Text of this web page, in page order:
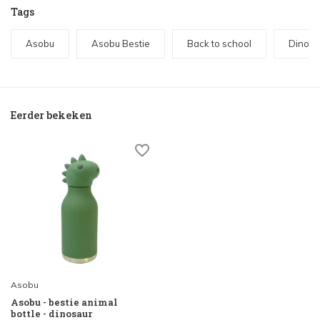
Tags
Asobu Asobu Bestie Back to school Dino
Eerder bekeken
Asobu
Asobu - bestie animal
bottle - dinosaur